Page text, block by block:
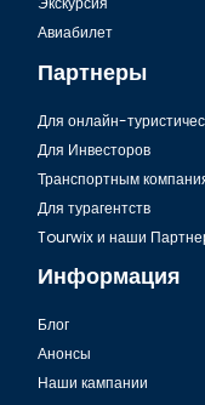
Авиабилет
Партнеры
Для онлайн-
Для Инвесторов
Транспортным
Для турагентств
Tourwix и наши
Информация
Блог
Анонсы
Наши кампании